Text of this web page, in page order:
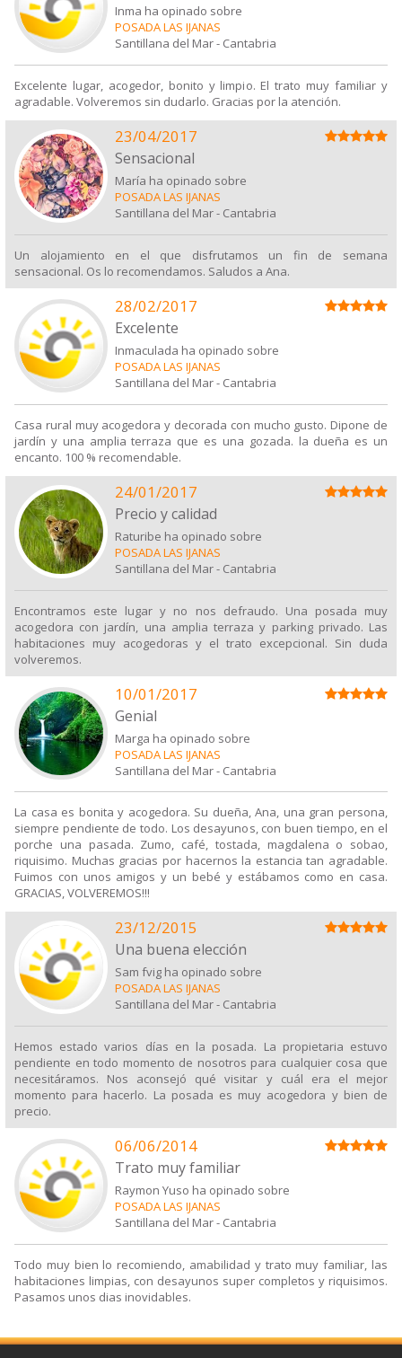
Inma ha opinado sobre
POSADA LAS IJANAS
Santillana del Mar- Cantabria
Excelente lugar, acogedor, bonito y limpio. El trato muy familiar y
agradable. Volveremos sin dudarlo. Gracias por la atención.
23/04/2017
Sensacional
María ha opinado sobre
POSADA LAS IJANAS
Santillana del Mar- Cantabria
Un alojamiento en el que disfrutamos un fin de semana
sensacional. Os lo recomendamos. Saludos a Ana.
28/02/2017
Excelente
Inmaculada ha opinado sobre
POSADA LAS IJANAS
Santillana del Mar- Cantabria
Casa rural muy acogedora y decorada con mucho gusto. Dipone de
jardín y una amplia terraza que es una gozada. la dueña es un
encanto. 100 % recomendable.
24/01/2017
Precio y calidad
Raturibe ha opinado sobre
POSADA LAS IJANAS
Santillana del Mar- Cantabria
Encontramos este lugar y no nos defraudo. Una posada muy
acogedora con jardín, una amplia terraza y parking privado. Las
habitaciones muy acogedoras y el trato excepcional. Sin duda
volveremos.
10/01/2017
Genial
Marga ha opinado sobre
POSADA LAS IJANAS
Santillana del Mar- Cantabria
La casa es bonita y acogedora. Su dueña, Ana, una gran persona,
siempre pendiente de todo. Los desayunos, con buen tiempo, en el
porche una pasada. Zumo, café, tostada, magdalena o sobao,
riquisimo. Muchas gracias por hacernos la estancia tan agradable.
Fuimos con unos amigos y un bebé y estábamos como en casa.
GRACIAS, VOLVEREMOS!!!
23/12/2015
Una buena elección
Sam fvig ha opinado sobre
POSADA LAS IJANAS
Santillana del Mar- Cantabria
Hemos estado varios días en la posada. La propietaria estuvo
pendiente en todo momento de nosotros para cualquier cosa que
necesitáramos. Nos aconsejó qué visitar y cuál era el mejor
momento para hacerlo. La posada es muy acogedora y bien de
precio.
06/06/2014
Trato muy familiar
Raymon Yuso ha opinado sobre
POSADA LAS IJANAS
Santillana del Mar- Cantabria
Todo muy bien lo recomiendo, amabilidad y trato muy familiar, las
habitaciones limpias, con desayunos super completos y riquisimos.
Pasamos unos dias inovidables.